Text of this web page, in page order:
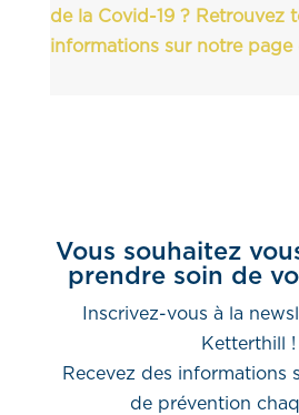
de la Covid-19 ? Retrouvez
informations sur notre page
Vous souhaitez
prendre soin de
Inscrivez-vous à la
Ketterthill !
Recevez des informations
de prévention